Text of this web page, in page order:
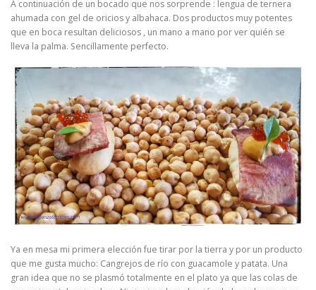
A continuación de un bocado que nos sorprende : lengua de ternera
ahumada con gel de oricios y albahaca. Dos productos muy potentes
que en boca resultan deliciosos , un mano a mano por ver quién se
lleva la palma. Sencillamente perfecto.
Ya en mesa mi primera elección fue tirar por la tierra y por un producto
que me gusta mucho: Cangrejos de río con guacamole y patata. Una
gran idea que no se plasmó totalmente en el plato ya que las colas de